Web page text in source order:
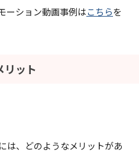
ーション動画事例はこちらを
リット
は、どのようなメリットがあ